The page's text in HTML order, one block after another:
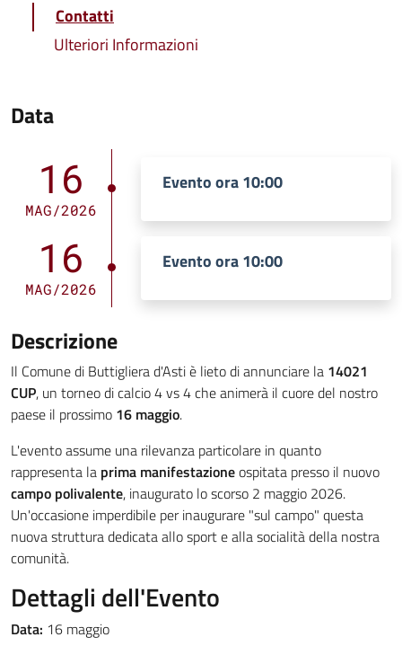
Contatti
Ulteriori Informazioni
Data
16
MAG/2026
Evento ora 10:00
16
MAG/2026
Evento ora 10:00
Descrizione
Il Comune di Buttigliera d'Asti è lieto di annunciare la 14021
CUP, un torneo di calcio 4 vs 4 che animerà il cuore del nostro
paese il prossimo 16 maggio.
L'evento assume una rilevanza particolare in quanto
rappresenta la prima manifestazioneospitata presso il nuovo
campo polivalente, inaugurato lo scorso 2 maggio 2026.
Un'occasione imperdibile per inaugurare "sul campo" questa
nuova struttura dedicata allo sport e alla socialità della nostra
comunità.
Dettagli dell'Evento
Data: 16 maggio